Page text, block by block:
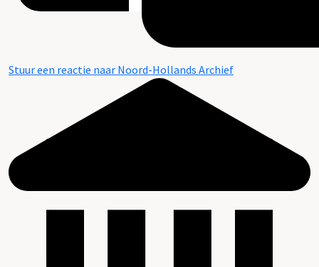
Stuur een reactie naar Noord-Hollands Archief